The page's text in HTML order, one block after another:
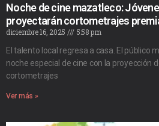
Noche de cine mazatleco:
proyectarán cortometrajes
diciembre 16, 2025
5:58 pm
El talento local regresa a casa. El público
noche especial de cine con la proyección
cortometrajes
Ver más »